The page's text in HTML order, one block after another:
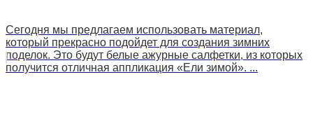
Сегодня мы предлагаем использовать материал,
который прекрасно подойдет для создания зимних
поделок. Это будут белые ажурные салфетки, из которых
получится отличная аппликация «Ели зимой». ...